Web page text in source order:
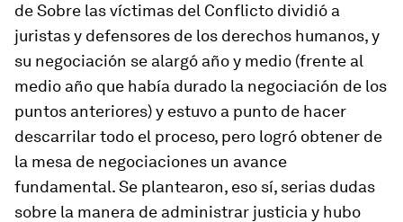
de Sobre las víctimas del Conflicto dividió a
juristas y defensores de los derechos humanos, y
su negociación se alargó año y medio (frente al
medio año que había durado la negociación de los
puntos anteriores) y estuvo a punto de hacer
descarrilar todo el proceso, pero logró obtener de
la mesa de negociaciones un avance
fundamental. Se plantearon, eso sí, serias dudas
sobre la manera de administrar justicia y hubo